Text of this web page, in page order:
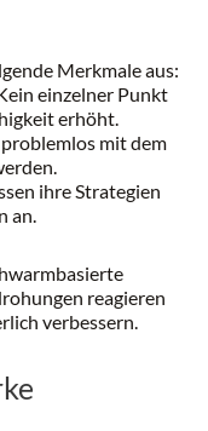
Merkmale aus:
einzelner Punkt
erhöht.
mit dem
ihre Strategien
an.
reagieren
verbessern.